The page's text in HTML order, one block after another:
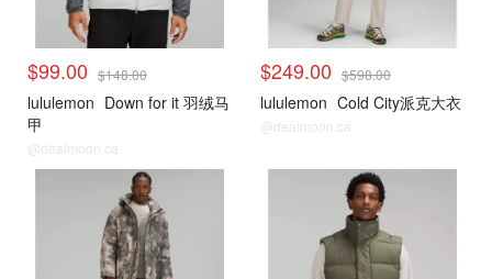
$99.00 $148.00
lululemon Down for it 羽绒马
甲
@dealmoon.ca
$249.00 $598.00
lululemon Cold City派克大衣
@dealmoon.ca
男士折扣专区 女生也可穿 男士折扣专区 女生也可穿